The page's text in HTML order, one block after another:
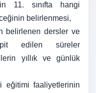
11. sınıfta hangi
belirlenmesi,
belirlenen dersler ve
edilen süreler
yıllık ve günlük
eğitimi faaliyetlerinin